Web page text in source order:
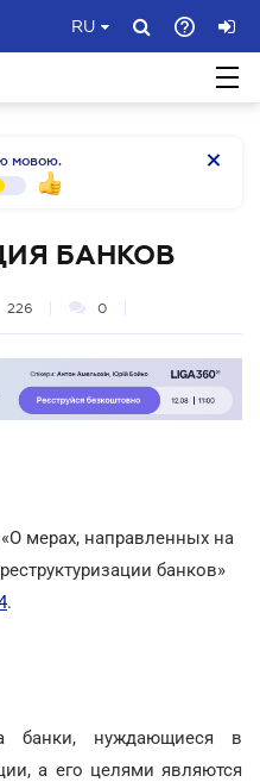
RU
мовою.
БАНКОВ
226 0
мерах, направленных на
банков»
.
банки, нуждающиеся в
а его целями являются